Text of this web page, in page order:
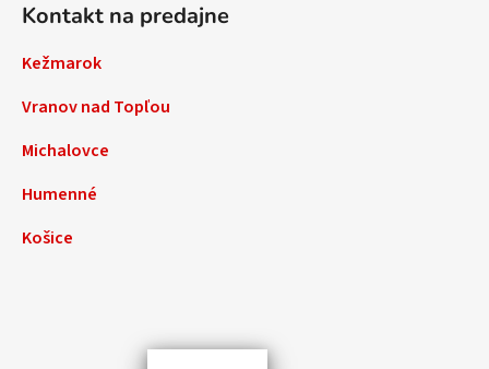
Kontakt na predajne
Kežmarok
Vranov nad Topľou
Michalovce
Humenné
Košice